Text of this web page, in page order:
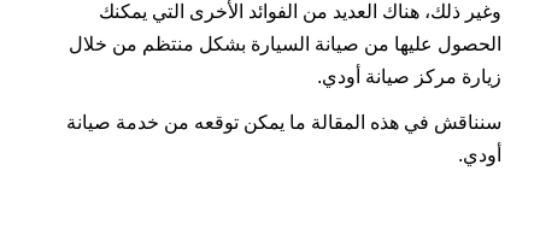
وغير ذلك، هناك العديد من الفوائد الأخرى التي يمكنك
الحصول عليها من صيانة السيارة بشكل منتظم من خلال
زيارة مركز صيانة أودي.
سنناقش في هذه المقالة ما يمكن توقعه من خدمة صيانة
أودي.